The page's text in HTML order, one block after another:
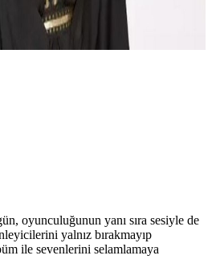
oyunculuğunun yanı sıra sesiyle de
yalnız bırakmayıp
ile sevenlerini selamlamaya